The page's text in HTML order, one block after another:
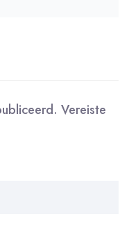
Vereiste